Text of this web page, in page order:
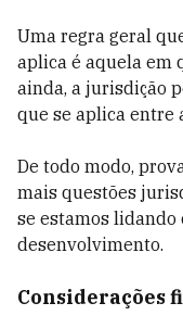
Uma regra geral
aplica é aquela em
ainda, a jurisdição
que se aplica entre
De todo modo,
mais questões
se estamos lidando
desenvolvimento.
Considerações